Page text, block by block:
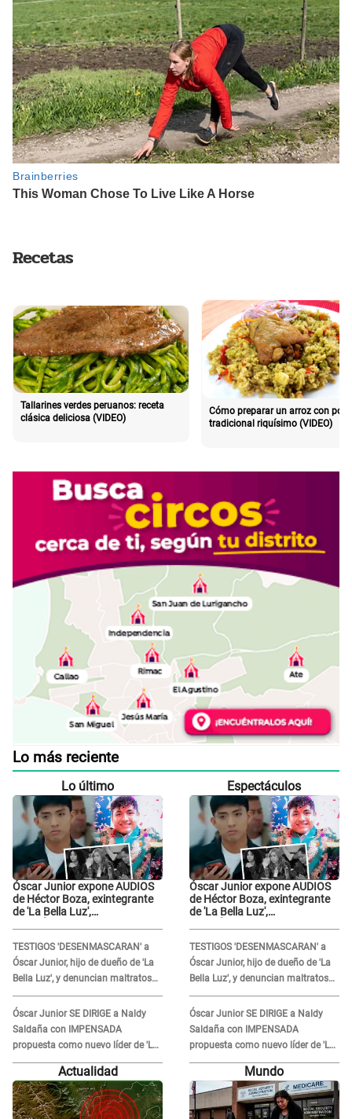
Recetas
Tallarines verdes peruanos: receta
clásica deliciosa (VIDEO)
Cómo preparar un arroz con pollo
tradicional riquísimo (VIDEO)
Lo más reciente
Lo último
Óscar Junior expone AUDIOS
de Héctor Boza, exintegrante
de 'La Bella Luz',
"Grábame..."
TESTIGOS 'DESENMASCARAN' a
Óscar Junior, hijo de dueño de 'La
Bella Luz', y denuncian maltratos
en la orquesta: "Los humilla..."
Óscar Junior SE DIRIGE a Naldy
Saldaña con IMPENSADA
propuesta como nuevo líder de 'La
Bella Luz' tras denuncia: "Otro tipo
Espectáculos
Óscar Junior expone AUDIOS
de Héctor Boza, exintegrante
de 'La Bella Luz',
"Grábame..."
TESTIGOS 'DESENMASCARAN' a
Óscar Junior, hijo de dueño de 'La
Bella Luz', y denuncian maltratos
en la orquesta: "Los humilla..."
Óscar Junior SE DIRIGE a Naldy
Saldaña con IMPENSADA
propuesta como nuevo líder de 'La
Bella Luz' tras denuncia: "Otro tipo
Actualidad Mundo